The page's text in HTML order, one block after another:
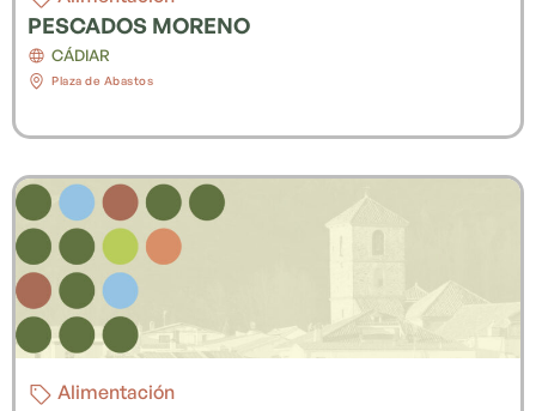
PESCADOS MORENO
CÁDIAR
Plaza de Abastos
Alimentación